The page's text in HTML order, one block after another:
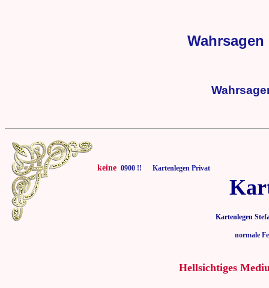
keine 0900 !! Kartenlegen Privat
Kartenlegen
normale
Hellsichtiges